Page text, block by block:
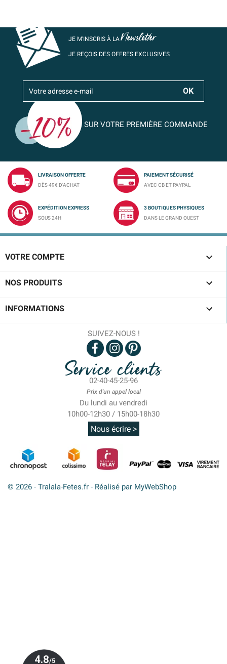
JE M’INSCRIS À LANewsletter
JE REÇOIS DES OFFRES EXCLUSIVES
SUR VOTRE PREMIÈRE COMMANDE
LIVRAISON OFFERTE
DÈS 49€ D'ACHAT
PAIEMENT SÉCURISÉ
AVEC CB ET PAYPAL
EXPÉDITION EXPRESS
SOUS 24H
3 BOUTIQUES PHYSIQUES
DANS LE GRAND OUEST
VOTRE COMPTE 
NOS PRODUITS 
INFORMATIONS 
SUIVEZ-NOUS !
Service clients
02-40-45-25-96
Prix d'un appel local
Du lundi au vendredi
10h00-12h30 / 15h00-18h30
Nous écrire >
© 2026 - Tralala-Fetes.fr - Réalisé par MyWebShop